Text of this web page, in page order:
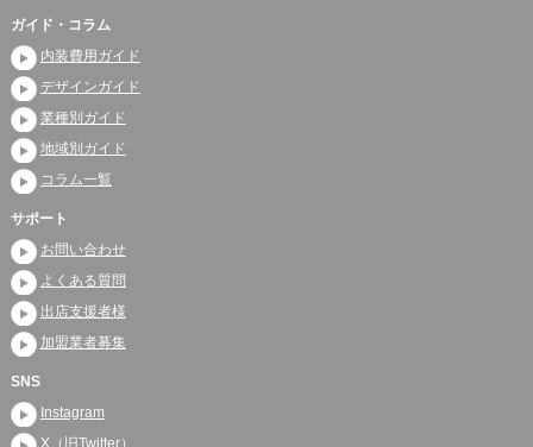
ガイド・コラム
内装費用ガイド
デザインガイド
業種別ガイド
地域別ガイド
コラム一覧
サポート
お問い合わせ
よくある質問
出店支援者様
加盟業者募集
SNS
Instagram
X（旧Twitter）